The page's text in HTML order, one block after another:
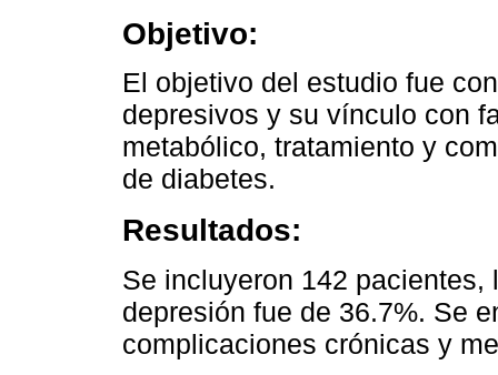
Objetivo:
El objetivo del estudio fue
depresivos y su vínculo con
metabólico, tratamiento y
de diabetes.
Resultados:
Se incluyeron 142
depresión fue de 36.7%. Se
complicaciones crónicas y